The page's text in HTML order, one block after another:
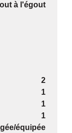
à l'égout
2
1
1
1
équipée